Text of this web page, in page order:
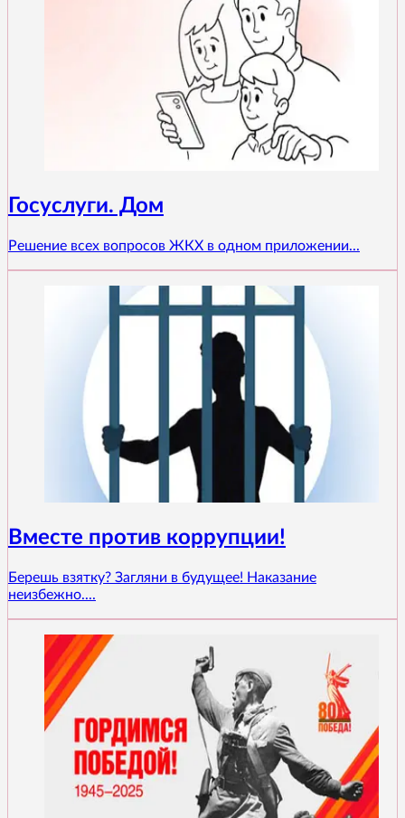
Госуслуги. Дом
Решение всех вопросов ЖКХ в одном приложении...
Вместе против коррупции!
Берешь взятку? Загляни в будущее! Наказание
неизбежно....